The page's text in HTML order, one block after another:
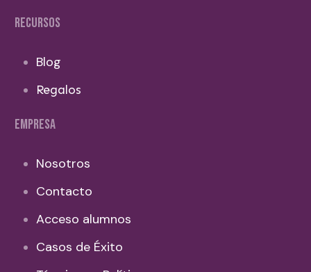
RECURSOS
Blog
Regalos
EMPRESA
Nosotros
Contacto
Acceso alumnos
Casos de Éxito